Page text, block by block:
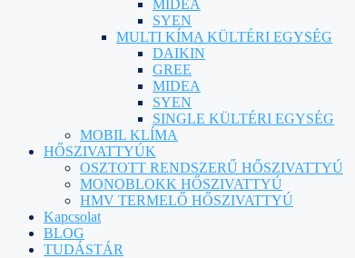
MIDEA
SYEN
MULTI KÍMA KÜLTÉRI EGYSÉG
DAIKIN
GREE
MIDEA
SYEN
SINGLE KÜLTÉRI EGYSÉG
MOBIL KLÍMA
HŐSZIVATTYÚK
OSZTOTT RENDSZERŰ HŐSZIVATTYÚ
MONOBLOKK HŐSZIVATTYÚ
HMV TERMELŐ HŐSZIVATTYÚ
Kapcsolat
BLOG
TUDÁSTÁR